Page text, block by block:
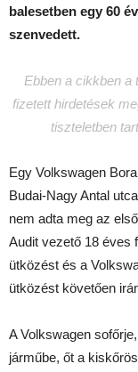
balesetben egy 60
szenvedett.
Ebben a cikkben a
fizetett hirdetések
tiszteletben
Egy Volkswagen
Budai-Nagy Antal
nem adta meg az
Audit vezető 18 éves
ütközést és a
ütközést követően
A Volkswagen
járműbe, őt a